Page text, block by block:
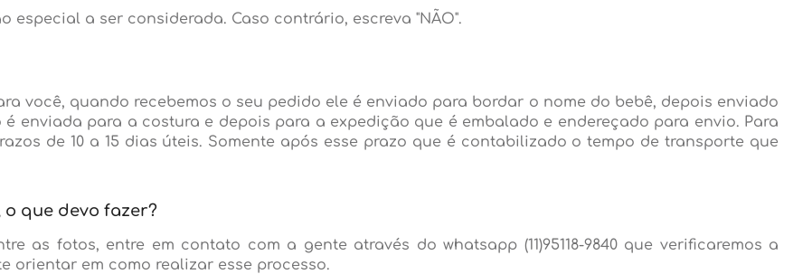
a ser considerada. Caso contrário, escreva "NÃO".
você, quando recebemos o seu pedido ele é enviado para bordar o nome do bebê, depois enviado
enviada para a costura e depois para a expedição que é embalado e endereçado para envio. Para
de 10 a 15 dias úteis. Somente após esse prazo que é contabilizado o tempo de transporte que
que devo fazer?
as fotos, entre em contato com a gente através do whatsapp (11)95118-9840 que verificaremos a
orientar em como realizar esse processo.